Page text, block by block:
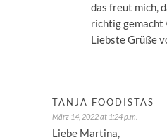
das freut mich,
richtig gemacht
Liebste Grüße
TANJA FOODISTAS
März 14, 2022 at 1:24 p.m.
Liebe Martina,